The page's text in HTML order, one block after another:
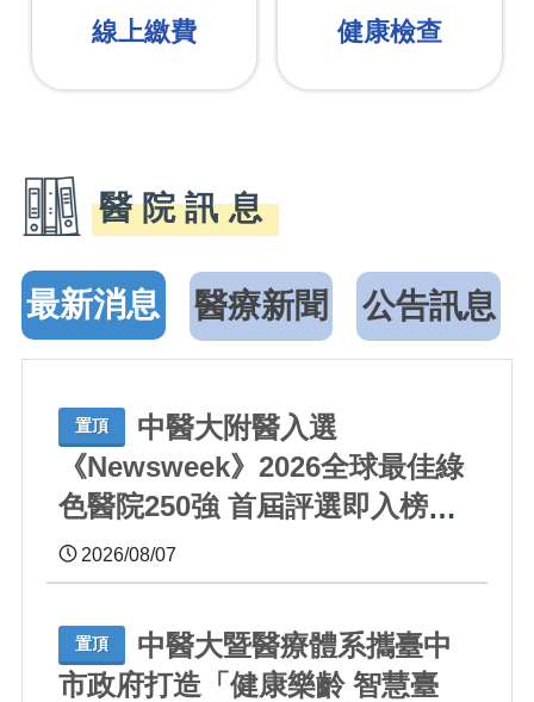
線上繳費 健康檢查
醫院訊息
最新消息 醫療新聞 公告訊息
置頂
中醫大附醫入選
《Newsweek》2026全球最佳綠
色醫院250強 首屆評選即入榜
全臺僅兩院獲選 四葉績效指標
居臺灣最佳
2026/08/07
置頂
中醫大暨醫療體系攜臺中
市政府打造「健康樂齡 智慧臺